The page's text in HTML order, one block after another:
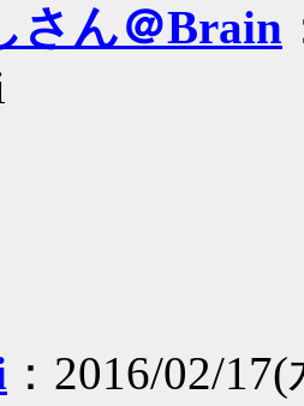
さん＠Brain
：2016/02/